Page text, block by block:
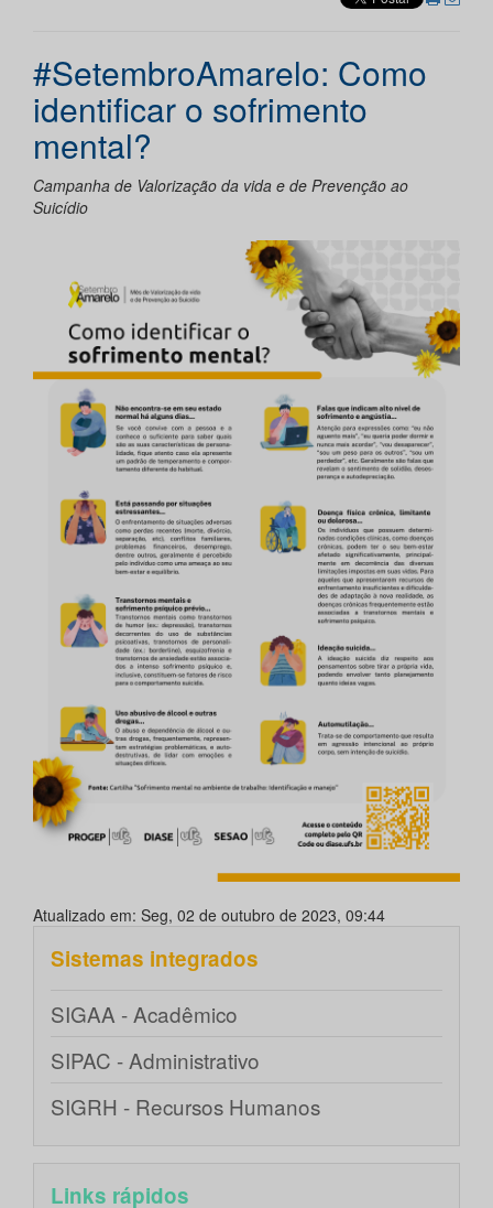
#SetembroAmarelo: Como
identificar o sofrimento
mental?
Campanha de Valorização da vida e de Prevenção ao
Suicídio
Atualizado em: Seg, 02 de outubro de 2023, 09:44
Sistemas integrados
SIGAA - Acadêmico
SIPAC - Administrativo
SIGRH - Recursos Humanos
Links rápidos